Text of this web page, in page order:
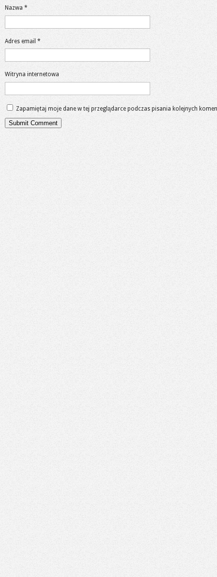
Nazwa *
Adres email *
Witryna internetowa
Zapamiętaj moje dane w tej przeglądarce podczas pisania kolejnych